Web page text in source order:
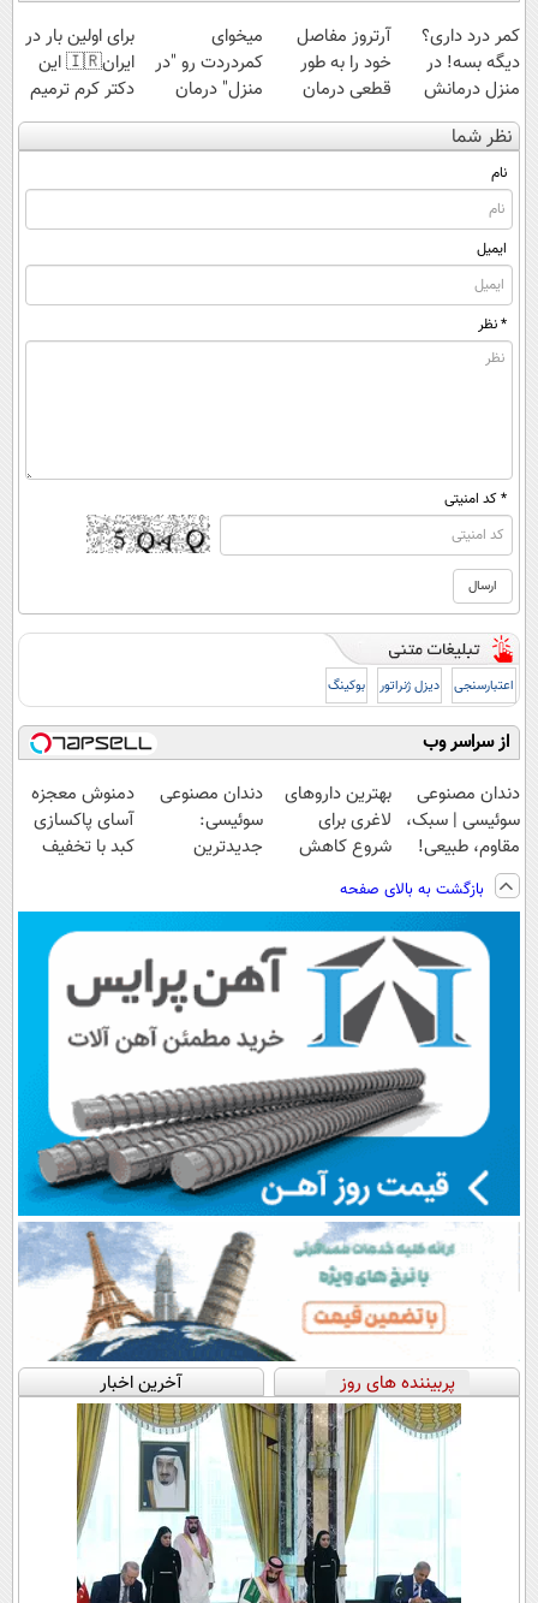
کمر درد داری؟
دیگه بسه! در
منزل درمانش
کن
(◀پرسش‌نامه)
آرتروز مفاصل
خود را به طور
قطعی درمان
کنید!
◗پرسش‌نامه◖
میخوای
کمردردت رو "در
منزل" درمان
کنی؟ (◂فیلم +
◂پرسش‌نامه)
برای اولین بار در
ایران🇮🇷 این
دکتر کرم ترمیم
کننده 23 روزه
ساخت!
نظر شما
نام
ایمیل
* نظر
* کد امنیتی
اعتبارسنجی دیزل ژنراتور بوکینگ
از سراسر وب
دندان مصنوعی
سوئیسی | سبک،
مقاوم، طبیعی!
ویزیت
رایگان+پرداخت
اقساطی😍
بهترین داروهای
لاغری برای
شروع کاهش
داروخانه های
نزدیکت!
دندان مصنوعی
سوئیسی:
جدیدترین
پرداخت قسطی
دمنوش معجزه
آسای پاکسازی
کبد با تخفیف
بازگشت به بالای صفحه
پربیننده های روز آخرین اخبار